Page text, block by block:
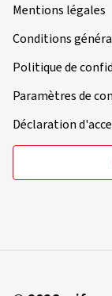
Mentions légales
Conditions
Politique de
Paramètres de
Déclaration